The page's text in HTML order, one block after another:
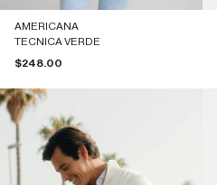
AMERICANA
TECNICA VERDE
Precio de oferta
$248.00